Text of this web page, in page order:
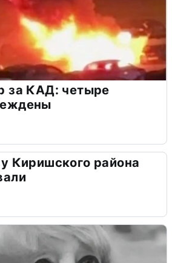
за КАД: четыре
Киришского района